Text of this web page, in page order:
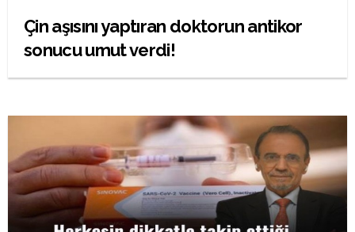
Çin aşısını yaptıran doktorun antikor
sonucu umut verdi!